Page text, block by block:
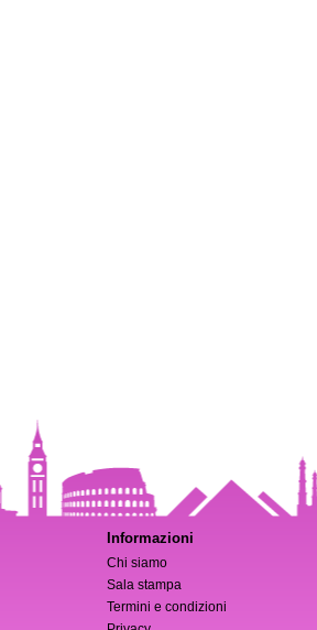
Informazioni
Chi siamo
Sala stampa
Termini e condizioni